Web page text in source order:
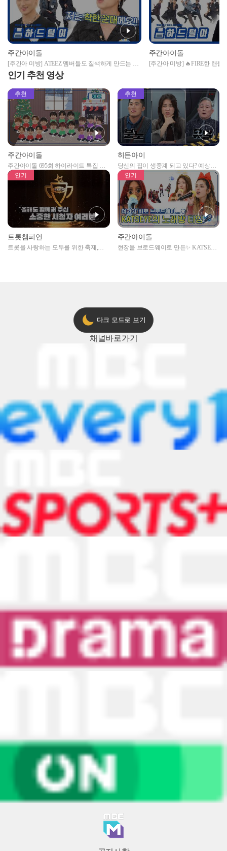
주간아이돌
[주간아 미방] ATEEZ 멤버들도 질색하게 만드는 찐
꼰대 우영😱 (고통받는 KQ 연습생..☆) l EP.573
주간아이돌
[주간아 미방] 🔥FIRE한 랜플댄 하드털이🔥 ATEEZ
인기 추천 영상
추천
주간아이돌
주간아이돌 695회 하이라이트 특집 남
자아이돌편 예고
추천
히든아이
당신의 집이 생중계 되고 있다? 예상치
못한 곳에서 일어나는 불법촬영 범죄!
인기
트롯챔피언
트롯을 사랑하는 모두를 위한 축제,
인기
주간아이돌
현장을 브로드웨이로 만든✨ KATSEYE
다크 모드로 보기
채널바로가기